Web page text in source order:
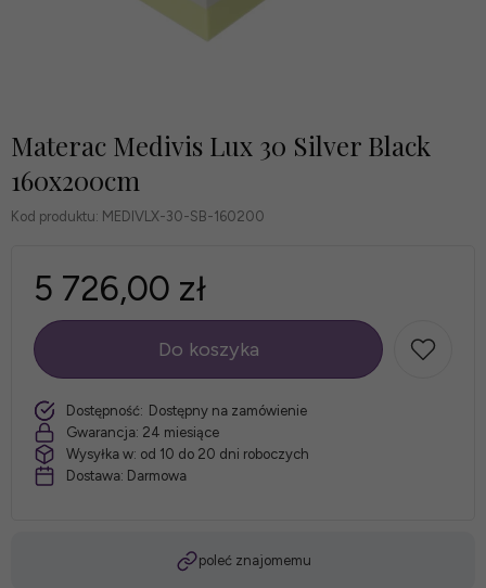
Materac Medivis Lux 30 Silver Black
160x200cm
Kod produktu: MEDIVLX-30-SB-160200
5 726,00 zł
szt.
Do koszyka
Dostępność: Dostępny na zamówienie
Gwarancja: 24 miesiące
Wysyłka w: od 10 do 20 dni roboczych
Dostawa: Darmowa
poleć znajomemu